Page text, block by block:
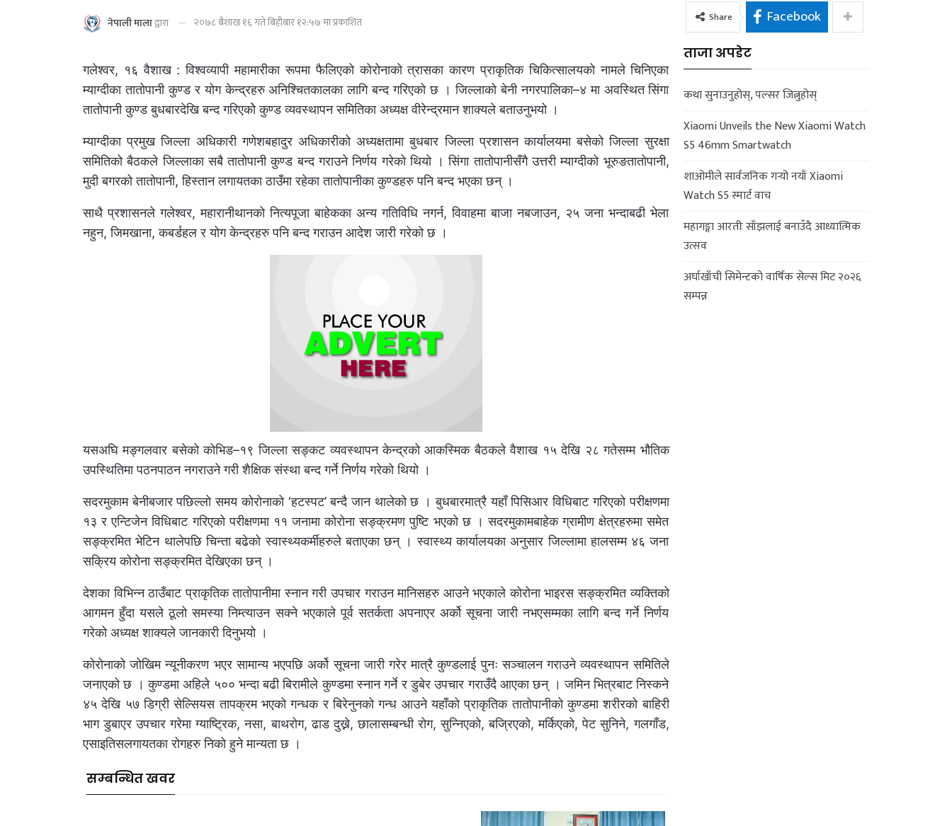
नेपाली मालाद्वारा २०७८ बैशाख १६ गते बिहीबार १२:५७ मा प्रकाशित Share Facebook
गलेश्वर, १६ वैशाख : विश्वव्यापी महामारीका रूपमा फैलिएको कोरोनाको त्रासका कारण प्राकृतिक चिकित्सालयको नामले चिनिएका
म्याग्दीका तातोपानी कुण्ड र योग केन्द्रहरु अनिश्चितकालका लागि बन्द गरिएको छ । जिल्लाको बेनी नगरपालिका–४ मा अवस्थित सिंगा
तातोपानी कुण्ड बुधबारदेखि बन्द गरिएकोे कुण्ड व्यवस्थापन समितिका अध्यक्ष वीरेन्द्रमान शाक्यले बताउनुभयो ।
म्याग्दीका प्रमुख जिल्ला अधिकारी गणेशबहादुर अधिकारीको अध्यक्षतामा बुधबार जिल्ला प्रशासन कार्यालयमा बसेको जिल्ला सुरक्षा
समितिको बैठकले जिल्लाका सबै तातोपानी कुण्ड बन्द गराउने निर्णय गरेको थियो । सिंगा तातोपानीसँगै उत्तरी म्याग्दीको भूरुङतातोपानी,
मुदी बगरको तातोपानी, हिस्तान लगायतका ठाउँमा रहेका तातोपानीका कुण्डहरु पनि बन्द भएका छन् ।
साथै प्रशासनले गलेश्वर, महारानीथानको नित्यपूजा बाहेकका अन्य गतिविधि नगर्न, विवाहमा बाजा नबजाउन, २५ जना भन्दाबढी भेला
नहुन, जिमखाना, कबर्डहल र योग केन्द्रहरु पनि बन्द गराउन आदेश जारी गरेको छ ।
यसअघि मङ्गलवार बसेको कोभिड–१९ जिल्ला सङ्कट व्यवस्थापन केन्द्रको आकस्मिक बैठकले वैशाख १५ देखि २८ गतेसम्म भौतिक
उपस्थितिमा पठनपाठन नगराउने गरी शैक्षिक संस्था बन्द गर्ने निर्णय गरेको थियो ।
सदरमुकाम बेनीबजार पछिल्लो समय कोरोनाको ‘हटस्पट’ बन्दै जान थालेको छ । बुधबारमात्रै यहाँ पिसिआर विधिबाट गरिएको परीक्षणमा
१३ र एन्टिजेन विधिबाट गरिएको परीक्षणमा ११ जनामा कोरोना सङ्क्रमण पुष्टि भएको छ । सदरमुकामबाहेक ग्रामीण क्षेत्रहरुमा समेत
सङ्क्रमित भेटिन थालेपछि चिन्ता बढेको स्वास्थ्यकर्मीहरुले बताएका छन् । स्वास्थ्य कार्यालयका अनुसार जिल्लामा हालसम्म ४६ जना
सक्रिय कोरोना सङ्क्रमित देखिएका छन् ।
देशका विभिन्न ठाउँबाट प्राकृतिक तातोपानीमा स्नान गरी उपचार गराउन मानिसहरु आउने भएकाले कोरोना भाइरस सङ्क्रमित व्यक्तिको
आगमन हुँदा यसले ठूलो समस्या निम्त्याउन सक्ने भएकाले पूर्व सतर्कता अपनाएर अर्को सूचना जारी नभएसम्मका लागि बन्द गर्ने निर्णय
गरेको अध्यक्ष शाक्यले जानकारी दिनुभयो ।
कोरोनाको जोखिम न्यूनीकरण भएर सामान्य भएपछि अर्को सूचना जारी गरेर मात्रै कुण्डलाई पुनः सञ्चालन गराउने व्यवस्थापन समितिले
जनाएको छ । कुण्डमा अहिले ५०० भन्दा बढी बिरामीले कुण्डमा स्नान गर्ने र डुबेर उपचार गराउँदै आएका छन् । जमिन भित्रबाट निस्कने
४५ देखि ५७ डिग्री सेल्सियस तापक्रम भएको गन्धक र बिरेनुनको गन्ध आउने यहाँको प्राकृतिक तातोपानीको कुण्डमा शरीरको बाहिरी
भाग डुबाएर उपचार गरेमा ग्याष्ट्रिक, नसा, बाथरोग, ढाड दुख्ने, छालासम्बन्धी रोग, सुन्निएको, बज्रिएको, मर्किएको, पेट सुनिने, गलगाँड,
एसाइतिसलगायतका रोगहरु निको हुने मान्यता छ ।
सम्बन्धित खवर
ताजा अपडेट
कथा सुनाउनुहोस्, पल्सर जित्नुहोस्
Xiaomi Unveils the New Xiaomi Watch
S5 46mm Smartwatch
शाओमीले सार्वजनिक गर्‍यो नयाँ Xiaomi
Watch S5 स्मार्ट वाच
महागङ्गा आरतीः साँझलाई बनाउँदै आध्यात्मिक
उत्सव
अर्घाखाँची सिमेन्टको वार्षिक सेल्स मिट २०२६
सम्पन्न